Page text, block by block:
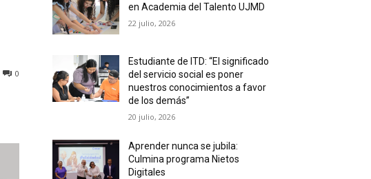
0
en Academia del Talento UJMD
22 julio, 2026
Estudiante de ITD: “El significado
del servicio social es poner
nuestros conocimientos a favor
de los demás”
20 julio, 2026
Aprender nunca se jubila:
Culmina programa Nietos
Digitales